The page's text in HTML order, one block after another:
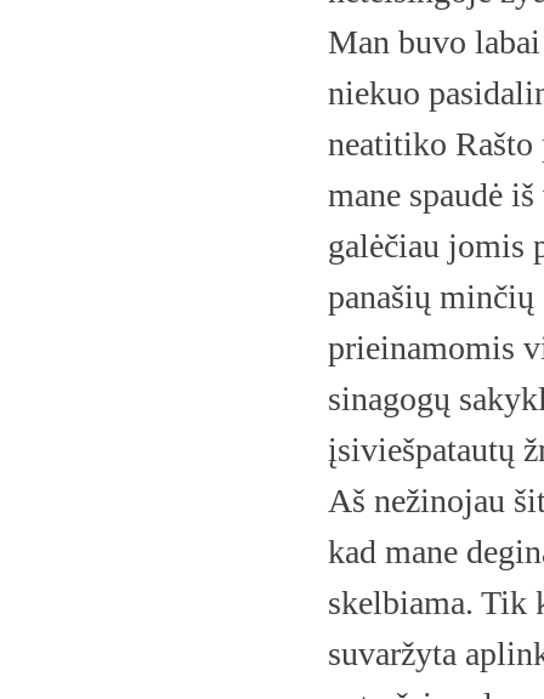
Man buvo
niekuo
neatitiko
mane spaudė
galėčiau jomis
panašių
prieinamomis
sinagogų
įsiviešpatautų
Aš nežinojau
kad mane
skelbiama. Tik
suvaržyta